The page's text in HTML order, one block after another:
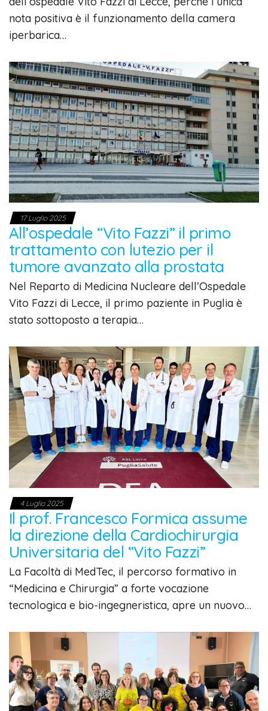
nota positiva è il funzionamento della camera
iperbarica…
17 Luglio 2025
All’ospedale “Vito Fazzi” il primo
trattamento con lutezio per il
tumore avanzato alla prostata
Nel Reparto di Medicina Nucleare dell’Ospedale
Vito Fazzi di Lecce, il primo paziente in Puglia è
stato sottoposto a terapia…
4 Luglio 2025
Il prof. Francesco Formica assume
la direzione della Cardiochirurgia
Universitaria del “Vito Fazzi”
La Facoltà di MedTec, il percorso formativo in
“Medicina e Chirurgia” a forte vocazione
tecnologica e bio-ingegneristica, apre un nuovo…